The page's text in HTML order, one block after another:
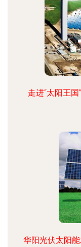
走进“太阳王
华阳光伏太阳